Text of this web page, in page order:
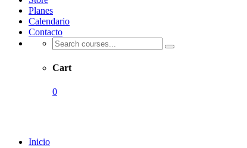
Planes
Calendario
Contacto
Cart
0
Inicio